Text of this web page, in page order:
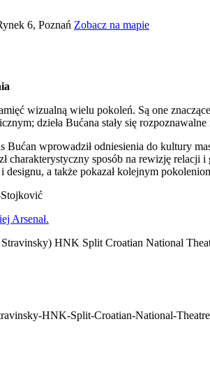
6, Poznań Zobacz na mapie
wizualną wielu pokoleń. Są one
dzieła Bućana stały się
wprowadził odniesienia do kultury
charakterystyczny sposób na rewizję relacji
designu, a także pokazał kolejnym
Arsenał.
HNK Split Croatian National